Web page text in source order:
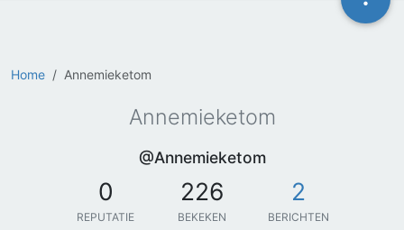
Home Annemieketom
Annemieketom
@Annemieketom
0
REPUTATIE
226
BEKEKEN
2
BERICHTEN